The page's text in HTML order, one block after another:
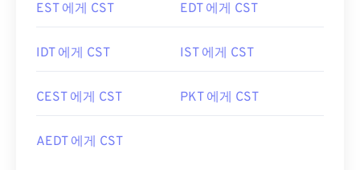
EST 에게 CST EDT 에게 CST
IDT 에게 CST IST 에게 CST
CEST 에게 CST PKT 에게 CST
AEDT 에게 CST